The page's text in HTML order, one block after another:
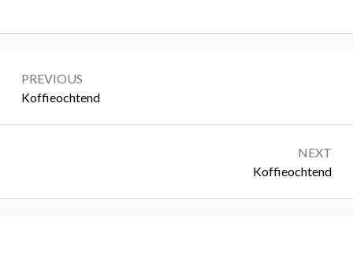
navigatie
PREVIOUS
Previous:
Koffieochtend
NEXT
Next:
Koffieochtend